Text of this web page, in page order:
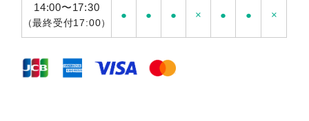
14:00〜17:30
（最終受付17:00）
● ● ● × ● ● ×